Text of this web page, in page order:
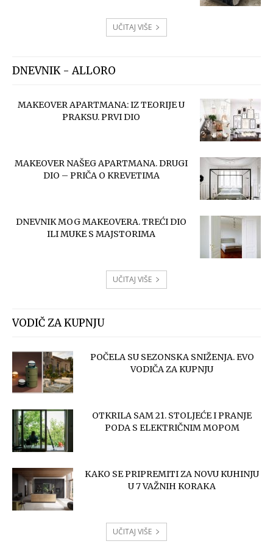
UČITAJ VIŠE
DNEVNIK - ALLORO
MAKEOVER APARTMANA: IZ TEORIJE U
PRAKSU. PRVI DIO
MAKEOVER NAŠEG APARTMANA. DRUGI
DIO – PRIČA O KREVETIMA
DNEVNIK MOG MAKEOVERA. TREĆI DIO
ILI MUKE S MAJSTORIMA
UČITAJ VIŠE
VODIČ ZA KUPNJU
POČELA SU SEZONSKA SNIŽENJA. EVO
VODIČA ZA KUPNJU
OTKRILA SAM 21. STOLJEĆE I PRANJE
PODA S ELEKTRIČNIM MOPOM
KAKO SE PRIPREMITI ZA NOVU KUHINJU
U 7 VAŽNIH KORAKA
UČITAJ VIŠE